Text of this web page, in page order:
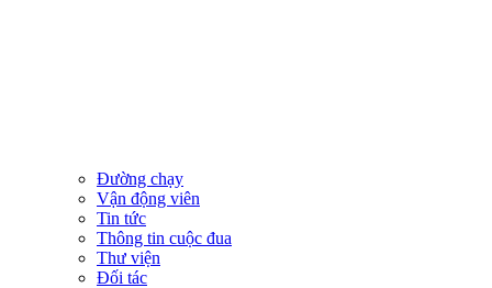
Đường chạy
Vận động viên
Tin tức
Thông tin cuộc đua
Thư viện
Đối tác